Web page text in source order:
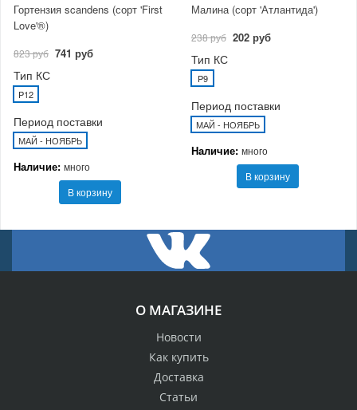
Гортензия scandens (сорт 'First
Love'®)
823 руб 741 руб
Тип КС
P12
Период поставки
МАЙ - НОЯБРЬ
Наличие: много
В корзину
Малина (сорт 'Атлантида')
238 руб 202 руб
Тип КС
P9
Период поставки
МАЙ - НОЯБРЬ
Наличие: много
В корзину
О МАГАЗИНЕ
Новости
Как купить
Доставка
Статьи